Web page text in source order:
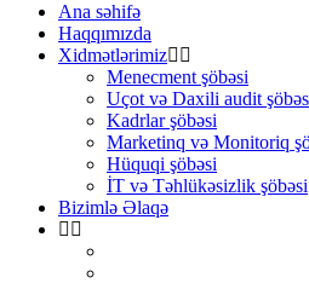
Ana səhifə
Haqqımızda
Xidmətlərimiz
Menecment şöbəsi
Uçot və Daxili audit
Kadrlar şöbəsi
Marketinq və Monitoriq
Hüquqi şöbəsi
İT və Təhlükəsizlik şöbəsi
Bizimlə Əlaqə